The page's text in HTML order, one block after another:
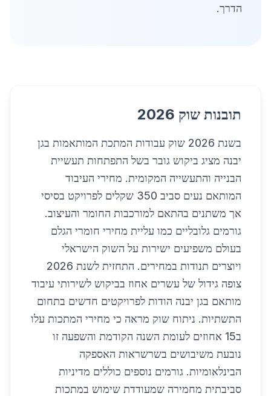
הדרך.
תובנות שוק 2026
בשנת 2026 שוק עבודות המתכת המותאמות בגן
יבנה מציג ביקוש גובר בשל התפתחות תעשיית
הבנייה והתעשייה המקומית. מחירי העיבוד
המותאם נעים סביב 350 שקלים לפרויקט בסיסי
אך משתנים בהתאם למורכבות החומר והעיצוב.
גורמים גלובליים כמו עליית מחירי חומרי הגלם
בעולם משפיעים ישירות על השוק הישראלי
ויוצרים תנודות במחירים. התחזית לשנת 2026
צופה גידול של עשרים אחוז בביקוש לשירותי עיבוד
מותאם בגן יבנה הודות לפרויקטים חדשים בתחום
התשתיות. ניתוח שוק מראה כי מחירי המתכות עלו
ב15 אחוזים לעומת השנה הקודמת והשפעה זו
נובעת משיבושים בשרשראות האספקה
הבינלאומיות. גורמים נוספים כוללים מדיניות
סביבתית מחמירה שמעודדת שימוש במתכות